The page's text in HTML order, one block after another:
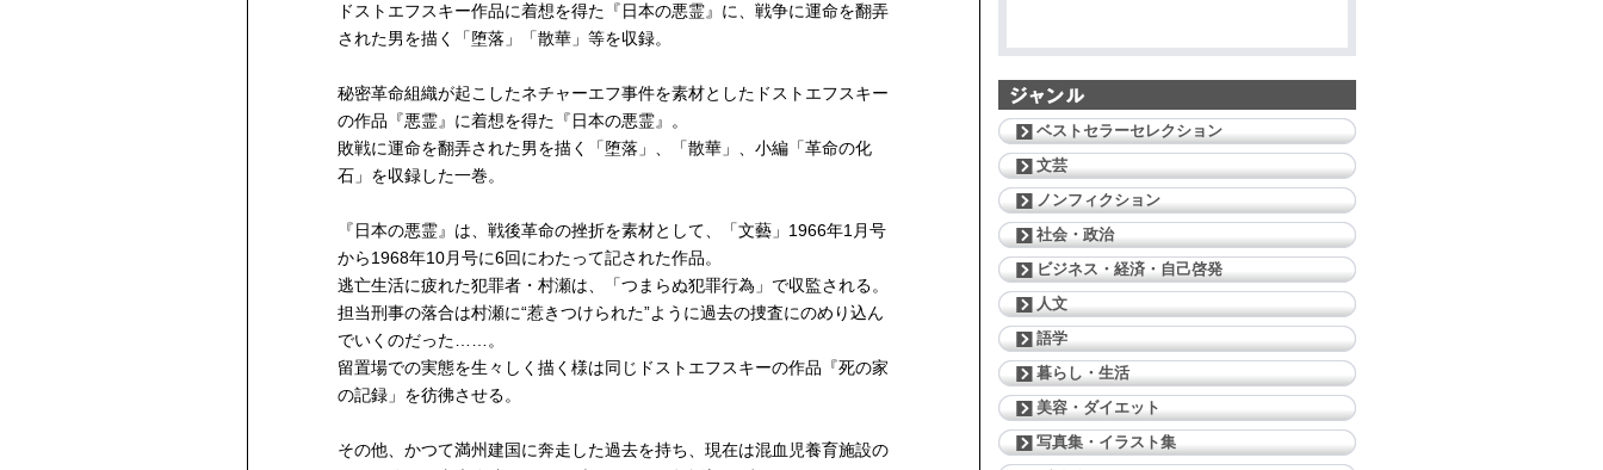
ドストエフスキー作品に着想を得た『日本の悪霊』に、戦争に運命を翻弄
された男を描く「堕落」「散華」等を収録。
秘密革命組織が起こしたネチャーエフ事件を素材としたドストエフスキー
の作品『悪霊』に着想を得た『日本の悪霊』。
敗戦に運命を翻弄された男を描く「堕落」、「散華」、小編「革命の化
石」を収録した一巻。
『日本の悪霊』は、戦後革命の挫折を素材として、「文藝」1966年1月号
から1968年10月号に6回にわたって記された作品。
逃亡生活に疲れた犯罪者・村瀬は、「つまらぬ犯罪行為」で収監される。
担当刑事の落合は村瀬に“惹きつけられた”ように過去の捜査にのめり込ん
でいくのだった……。
留置場での実態を生々しく描く様は同じドストエフスキーの作品『死の家
の記録」を彷彿させる。
その他、かつて満州建国に奔走した過去を持ち、現在は混血児養育施設の
ベストセラーセレクション
文芸
ノンフィクション
社会・政治
ビジネス・経済・自己啓発
人文
語学
暮らし・生活
美容・ダイエット
写真集・イラスト集